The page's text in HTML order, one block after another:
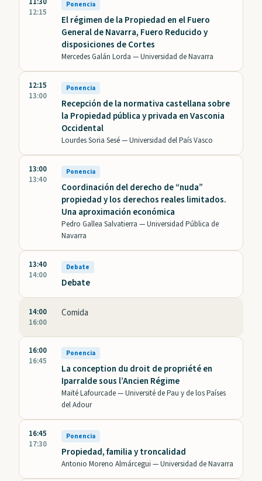
12:15
Ponencia
El régimen de la Propiedad en el Fuero
General de Navarra, Fuero Reducido y
disposiciones de Cortes
Mercedes Galán Lorda —Universidad de Navarra
12:15
13:00
Ponencia
Recepción de la normativa castellana sobre
la Propiedad pública y privada en Vasconia
Occidental
Lourdes Soria Sesé —Universidad del País Vasco
13:00
13:40
Ponencia
Coordinación del derecho de “nuda”
propiedad y los derechos reales limitados.
Una aproximación económica
Pedro Gallea Salvatierra —Universidad Pública de
Navarra
13:40
14:00
Debate
Debate
14:00
16:00
Comida
16:00
16:45
Ponencia
La conception du droit de propriété en
Iparralde sous l’Ancien Régime
Maïté Lafourcade —Université de Pau y de los Países
del Adour
16:45
17:30
Ponencia
Propiedad, familia y troncalidad
Antonio Moreno Almárcegui —Universidad de Navarra